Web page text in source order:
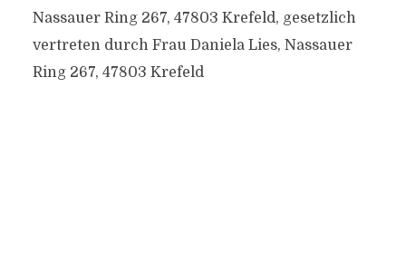
Nassauer Ring 267, 47803 Krefeld, gesetzlich
vertreten durch Frau Daniela Lies, Nassauer
Ring 267, 47803 Krefeld